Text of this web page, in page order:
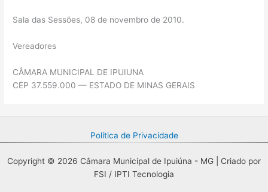
Sala das Sessões, 08 de novembro de 2010.
Vereadores
CÂMARA MUNICIPAL DE IPUIUNA
CEP 37.559.000 — ESTADO DE MINAS GERAIS
Política de Privacidade
Copyright © 2026 Câmara Municipal de Ipuiúna - MG | Criado por
FSI / IPTI Tecnologia